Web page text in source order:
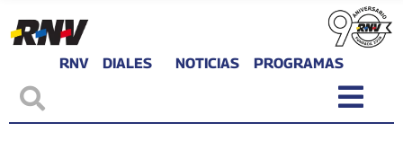
RNV DIALES NOTICIAS PROGRAMAS